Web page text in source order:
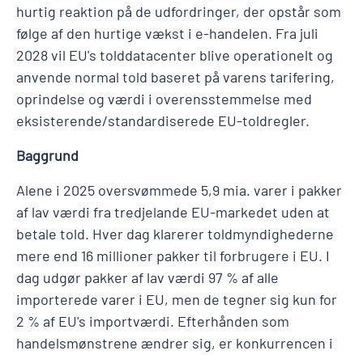
hurtig reaktion på de udfordringer, der opstår som
følge af den hurtige vækst i e-handelen. Fra juli
2028 vil EU's tolddatacenter blive operationelt og
anvende normal told baseret på varens tarifering,
oprindelse og værdi i overensstemmelse med
eksisterende/standardiserede EU-toldregler.
Baggrund
Alene i 2025 oversvømmede 5,9 mia. varer i pakker
af lav værdi fra tredjelande EU-markedet uden at
betale told. Hver dag klarerer toldmyndighederne
mere end 16 millioner pakker til forbrugere i EU. I
dag udgør pakker af lav værdi 97 % af alle
importerede varer i EU, men de tegner sig kun for
2 % af EU's importværdi. Efterhånden som
handelsmønstrene ændrer sig, er konkurrencen i